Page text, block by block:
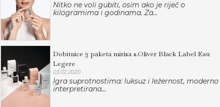
Nitko ne voli gubiti, osim ako je riječ o
kilogramima i godinama. Za...
Dobitnice 3 paketa mirisa s.Oliver Black Label Eau
Legere
03.02.2020.
Igra suprotnostima: luksuz i ležernost, moderno
interpretirana...